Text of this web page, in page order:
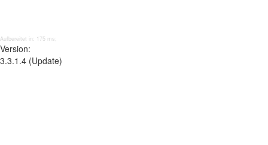
Aufbereitet in: 175 ms;
Version:
3.3.1.4 (Update)